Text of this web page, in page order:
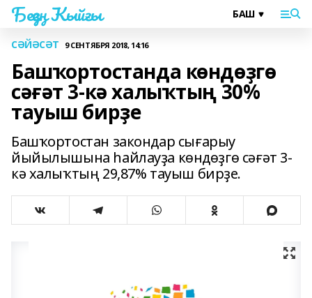
Беҙҙең Ҡыйғы
СӘЙӘСӘТ 9 СЕНТЯБРЯ 2018, 14:16
Башҡортостанда көндөҙгө
сәғәт 3-кә халыҡтың 30%
тауыш бирҙе
Башҡортостан закондар сығарыу
йыйылышына һайлауҙа көндөҙгө сәғәт 3-
кә халыҡтың 29,87% тауыш бирҙе.